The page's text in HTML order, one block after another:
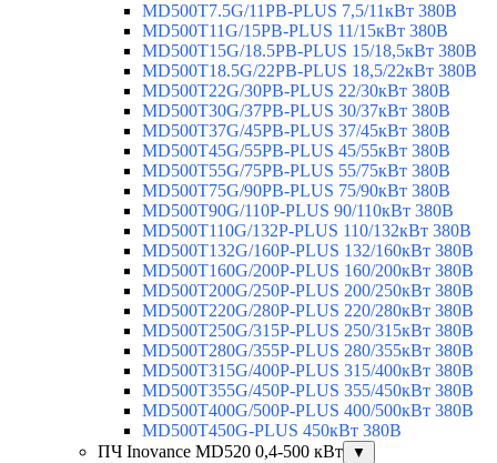
MD500T7.5G/11PB-PLUS 7,5/11кВт 380В
MD500T11G/15PB-PLUS 11/15кВт 380В
MD500T15G/18.5PB-PLUS 15/18,5кВт 380В
MD500T18.5G/22PB-PLUS 18,5/22кВт 380В
MD500T22G/30PB-PLUS 22/30кВт 380В
MD500T30G/37PB-PLUS 30/37кВт 380В
MD500T37G/45PB-PLUS 37/45кВт 380В
MD500T45G/55PB-PLUS 45/55кВт 380В
MD500T55G/75PB-PLUS 55/75кВт 380В
MD500T75G/90PB-PLUS 75/90кВт 380В
MD500T90G/110P-PLUS 90/110кВт 380В
MD500T110G/132P-PLUS 110/132кВт 380В
MD500T132G/160P-PLUS 132/160кВт 380В
MD500T160G/200P-PLUS 160/200кВт 380В
MD500T200G/250P-PLUS 200/250кВт 380В
MD500T220G/280P-PLUS 220/280кВт 380В
MD500T250G/315P-PLUS 250/315кВт 380В
MD500T280G/355P-PLUS 280/355кВт 380В
MD500T315G/400P-PLUS 315/400кВт 380В
MD500T355G/450P-PLUS 355/450кВт 380В
MD500T400G/500P-PLUS 400/500кВт 380В
MD500T450G-PLUS 450кВт 380В
ПЧ Inovance MD520 0,4-500 кВт
▼